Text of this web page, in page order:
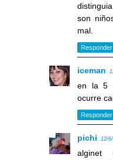
son
mal.
Responder
iceman
en la 5
ocurre
Responder
pichi 12/
alginet